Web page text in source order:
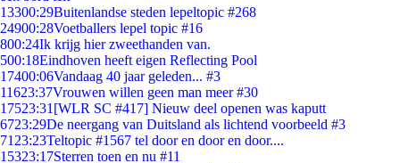
13300:29Buitenlandse steden lepeltopic #268
24900:28Voetballers lepel topic #16
800:24Ik krijg hier zweethanden van.
500:18Eindhoven heeft eigen Reflecting Pool
17400:06Vandaag 40 jaar geleden... #3
11623:37Vrouwen willen geen man meer #30
17523:31 [WLR SC #417] Nieuw deel openen was kaputt
6723:29De neergang van Duitsland als lichtend voorbeeld #3
71 23:23Teltopic #1567 tel door en door en door....
15323:17Sterren toen en nu #11